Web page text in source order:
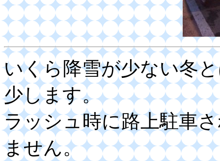
いくら降雪が少ない冬
少します。
ラッシュ時に路上駐車
ません。